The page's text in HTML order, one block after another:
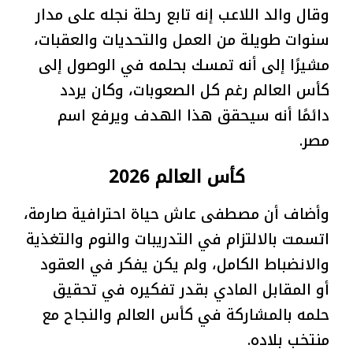
وقال والد اللاعب إنه تابع رحلة نجله على مدار
سنوات طويلة من العمل والتحديات والعقبات،
مشيرًا إلى أنه تمسك بحلمه في الوصول إلى
كأس العالم رغم كل الصعوبات، وكان يردد
دائمًا أنه سيحقق هذا الهدف ويرفع اسم
مصر.
كأس العالم 2026
وأضاف أن مصطفى عاش حياة احترافية صارمة،
اتسمت بالالتزام في التدريبات والنوم والتغذية
والانضباط الكامل، ولم يكن يفكر في العقود
أو المقابل المادي بقدر تفكيره في تحقيق
حلمه بالمشاركة في كأس العالم والنجاح مع
منتخب بلاده.